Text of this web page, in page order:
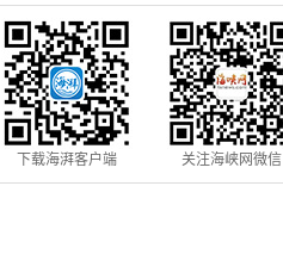
下载海湃客户端 关注海峡网微信